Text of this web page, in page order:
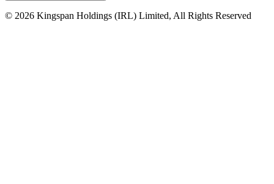
© 2026 Kingspan Holdings (IRL) Limited, All Rights Reserved